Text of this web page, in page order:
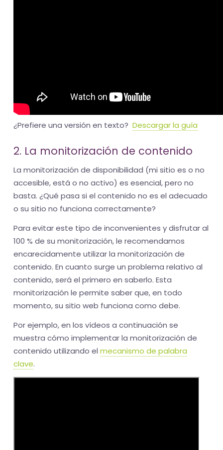
¿Prefiere una versión en texto? Descargar la guía
2. La monitorización de contenido
La monitorización de disponibilidad (mi sitio es o no
accesible, está o no activo) es esencial, pero no
basta. ¿Qué pasa si el contenido no es el adecuado
o su sitio no funciona correctamente?
Para evitar este tipo de inconvenientes y disfrutar al
100 % de su monitorización, le recomendamos
encarecidamente utilizar la monitorización de
contenido. En cuanto surge un problema relativo al
contenido, será el primero en saberlo. Esta
monitorización le permite saber que, en todo
momento, su sitio web funciona como debe.
Por ejemplo, en los vídeos a continuación se
muestra cómo implementar la monitorización de
contenido utilizando el mecanismo de palabra
clave.